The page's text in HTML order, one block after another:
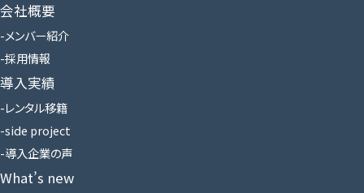
会社概要
メンバー紹介
採用情報
導入実績
レンタル移籍
side project
導入企業の声
What’s new